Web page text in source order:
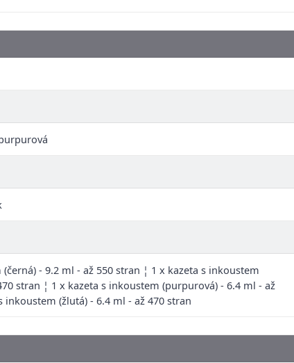
- 9.2 ml - až 550 stran ¦ 1 x kazeta s inkoustem
stran ¦ 1 x kazeta s inkoustem (purpurová) - 6.4 ml - až
inkoustem (žlutá) - 6.4 ml - až 470 stran